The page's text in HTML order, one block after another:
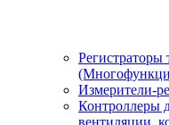
Регистраторы
Измерители-
Контроллеры
вентиляции,